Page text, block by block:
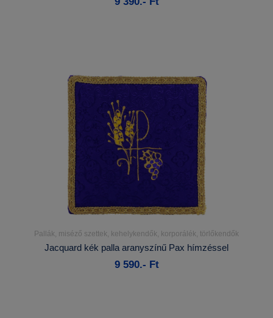
Kosárba
Részletek...
Kosárba
Pallák, miséző szettek, kehelykendők, korporálék, törlőkendők
Jacquard kék palla aranyszínű Pax hímzéssel
9 590.- Ft